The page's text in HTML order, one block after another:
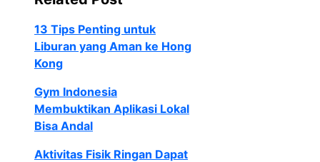
13 Tips Penting untuk
Liburan yang Aman ke Hong
Kong
Gym Indonesia
Membuktikan Aplikasi Lokal
Bisa Andal
Aktivitas Fisik Ringan Dapat